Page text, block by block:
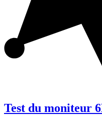
Test du moniteur